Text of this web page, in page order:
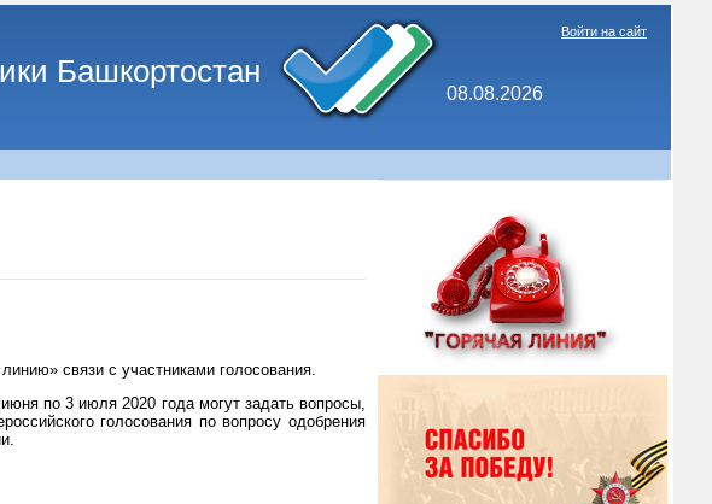
Башкортостан
08.08.2026
Войти на сайт
связи с участниками голосования.
по 3 июля 2020 года могут задать вопросы,
голосования по вопросу одобрения